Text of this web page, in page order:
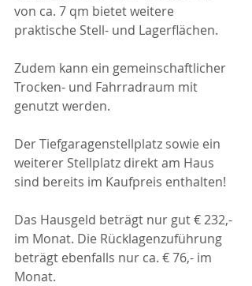
von ca. 7 qm bietet weitere
praktische Stell- und Lagerflächen.
Zudem kann ein gemeinschaftlicher
Trocken- und Fahrradraum mit
genutzt werden.
Der Tiefgaragenstellplatz sowie ein
weiterer Stellplatz direkt am Haus
sind bereits im Kaufpreis enthalten!
Das Hausgeld beträgt nur gut € 232,-
im Monat. Die Rücklagenzuführung
beträgt ebenfalls nur ca. € 76,- im
Monat.